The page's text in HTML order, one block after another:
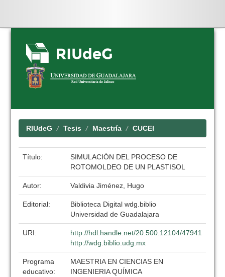
Skip
navigation
RIUdeG Tesis Maestría CUCEI
Título:
SIMULACIÓN DEL PROCESO DE
ROTOMOLDEO DE UN PLASTISOL
Autor: Valdivia Jiménez, Hugo
Editorial:
Biblioteca Digital wdg.biblio
Universidad de Guadalajara
URI:
http://hdl.handle.net/20.500.12104/47941
http://wdg.biblio.udg.mx
Programa
educativo:
MAESTRIA EN CIENCIAS EN
INGENIERIA QUÍMICA